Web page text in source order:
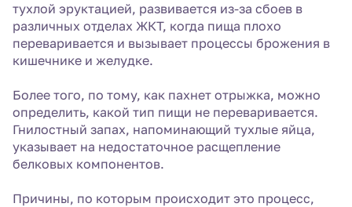
тухлой эруктацией, развивается из-за сбоев в
различных отделах ЖКТ, когда пища плохо
переваривается и вызывает процессы брожения в
кишечнике и желудке.
Более того, по тому, как пахнет отрыжка, можно
определить, какой тип пищи не переваривается.
Гнилостный запах, напоминающий тухлые яйца,
указывает на недостаточное расщепление
белковых компонентов.
Причины, по которым происходит это процесс,